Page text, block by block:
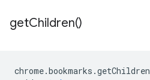
getChildren()
chrome.bookmarks .getChildren